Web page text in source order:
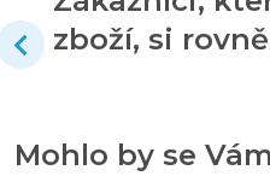
zboží, si
Mohlo by se